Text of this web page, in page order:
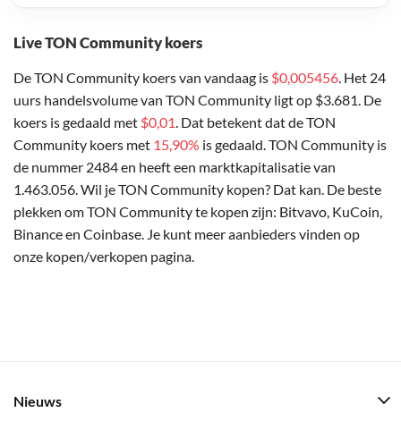
Live TON Community koers
De TON Community koers van vandaag is $0,005456. Het 24
uurs handelsvolume van TON Community ligt op $3.681. De
koers is gedaald met $0,01. Dat betekent dat de TON
Community koers met 15,90% is gedaald. TON Community is
de nummer 2484 en heeft een marktkapitalisatie van
1.463.056. Wil je TON Community kopen? Dat kan. De beste
plekken om TON Community te kopen zijn: Bitvavo, KuCoin,
Binance en Coinbase. Je kunt meer aanbieders vinden op
onze kopen/verkopen pagina.
Nieuws